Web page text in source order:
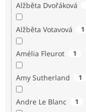
Alžběta Dvořáková
Alžběta Votavová 1
Amélia Fleurot 1
Amy Sutherland 1
Andre Le Blanc 1